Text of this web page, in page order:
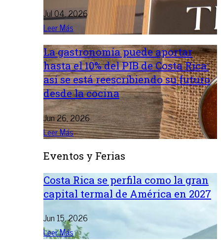
Jul 04, 2026
Leer Más
La gastronomía puede aportar
hasta el 10% del PIB de Costa Rica:
así se está reescribiendo su futuro
desde la cocina
Jun 26, 2026
Leer Más
Eventos y Ferias
Costa Rica se perfila como la gran
capital termal de América en 2027
Jun 15, 2026
Leer Más